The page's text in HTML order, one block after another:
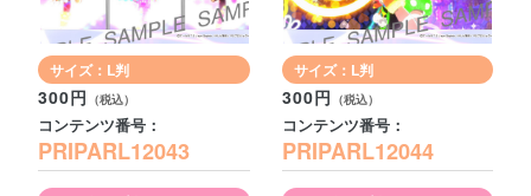
サイズ：L判
300円
コンテンツ番号：
PRIPARL12043
サイズ：L判
300円
コンテンツ番号：
PRIPARL12044